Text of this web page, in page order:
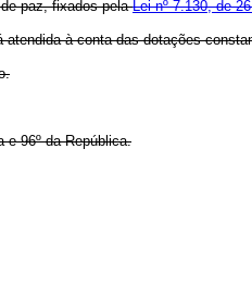
paz, fixados pelaLei nº 7.130, de
à conta das dotações
e 96º da República.